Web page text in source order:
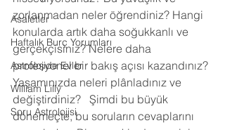
Asaletler
Haftalık Burç Yorumları
Astrolojide Evler
William Lilly
Soru Astrolojisi
zorlanmadan neler öğrendiniz? Hangi
konularda artık daha soğukkanlı ve
gerçekçisiniz? Nelere daha
profesyonel bir bakış açısı kazandınız?
Yaşamınızda neleri plânladınız ve
değiştirdiniz?   Şimdi bu büyük
dönemeçte, bu soruların cevaplarını